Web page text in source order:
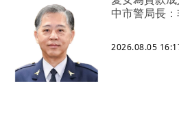
中市警局長
2026.08.05